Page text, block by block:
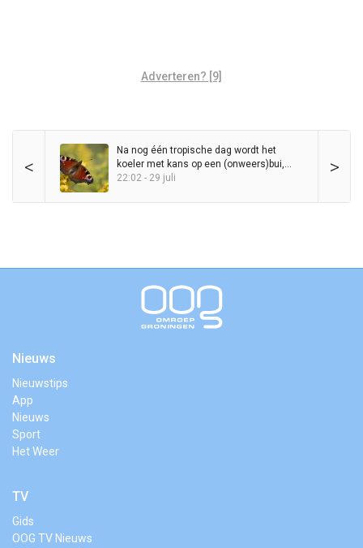
Adverteren? [9]
< >
Na nog één tropische dag wordt het
koeler met kans op een (onweers)bui,
maar zomer blijft in het zadel
22:02 - 29 juli
Nieuws
Nieuwstips
App
Nieuws
Sport
Het Weer
TV
Gids
OOG TV Nieuws